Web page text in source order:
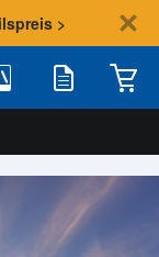
>
Bibliothek Merkliste